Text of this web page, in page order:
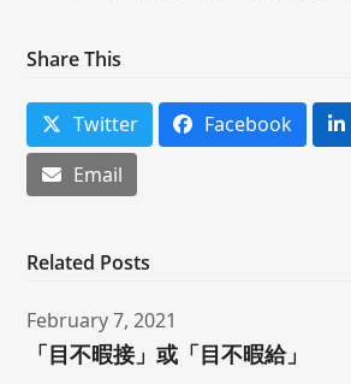
Share This
Twitter Facebook
Email
Related Posts
February 7, 2021
「目不暇接」或「目不暇給」